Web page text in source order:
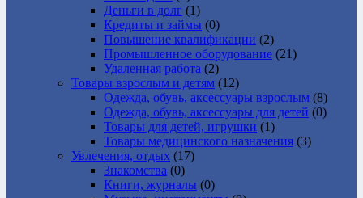
Деньги в долг (1)
Кредиты и займы (0)
Повышение квалификации (2)
Промышленное оборудование (21)
Удаленная работа (2)
Товары взрослым и детям (12)
Одежда, обувь, аксессуары взрослым (8)
Одежда, обувь, аксессуары для детей (0)
Товары для детей, игрушки (1)
Товары медицинского назначения (3)
Увлечения, отдых (17)
Знакомства (0)
Книги, журналы (0)